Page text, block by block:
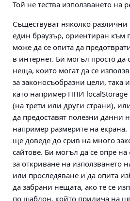
Той не тества използването на
Съществуват няколко
един браузър, ориентиран към
може да се опита да
в интернет. Би могъл просто да
неща, които могат да се
за законосъобразни цели, така
като например ППИ localStorage
(на трети или други страни),
да предоставят полезни данни
например размерите на екрана.
ще доведе до срив на много
сайтове. Би могъл да се опре
за откриване на използването
или проследяване и да опита
да забрани нещата, ако те се
по шаблон, който прилича на